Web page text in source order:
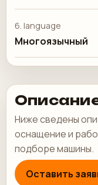
6. language
Многоязычный
Ниже сведены
оснащение и
подборе машины.
Оставить